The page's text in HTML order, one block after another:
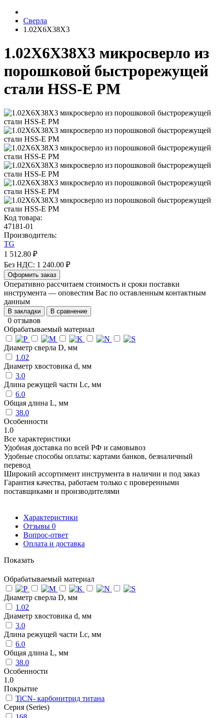
Сверла
1.02X6X38X3
1.02X6X38X3 микросверло из
порошковой быстрорежущей
стали HSS-E PM
Код товара:
47181-01
Производитель:
TG
1 512.80 ₽
Без НДС: 1 240.00 ₽
Оформить заказ
Оперативно рассчитаем стоимость и сроки поставки
инструмента — оповестим Вас по оставленным контактным
данным
В закладки В сравнение
0 отзывов
Обрабатываемый материал
Диаметр сверла D, мм
1.02
Диаметр хвостовика d, мм
3.0
Длина режущей части Lc, мм
6.0
Общая длина L, мм
38.0
Особенности
1.0
Все характеристики
Удобная доставка по всей РФ и самовывоз
Удобные способы оплаты: картами банков, безналичный
перевод
Широкий ассортимент инструмента в наличии и под заказ
Гарантия качества, работаем только с проверенными
поставщиками и производителями
Характеристики
Отзывы 0
Вопрос-ответ
Оплата и доставка
Показать
Обрабатываемый материал
Диаметр сверла D, мм
1.02
Диаметр хвостовика d, мм
3.0
Длина режущей части Lc, мм
6.0
Общая длина L, мм
38.0
Особенности
1.0
Покрытие
TiCN- карбонитрид титана
Серия (Series)